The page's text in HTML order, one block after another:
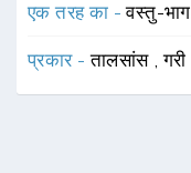
एक तरह का -वस्तु-भाग
प्रकार -तालसांस ,गरी